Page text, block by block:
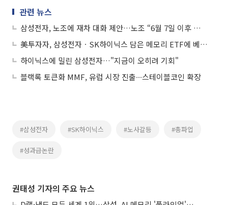
관련 뉴스
삼성전자, 노조에 재차 대화 제안…노조 “6월 7일 이후 협의 의사”
美투자자, 삼성전자ㆍSK하이닉스 담은 메모리 ETF에 베팅…ARK 자산 규모 추월
하이닉스에 밀린 삼성전자…"지금이 오히려 기회"
블랙록 토큰화 MMF, 유럽 시장 진출∙∙∙스테이블코인 확장
#삼성전자 #SK하이닉스 #노사갈등 #총파업
#성과급논란
권태성 기자의 주요 뉴스